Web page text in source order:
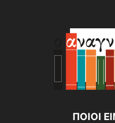
ΠΟΙΟΙ